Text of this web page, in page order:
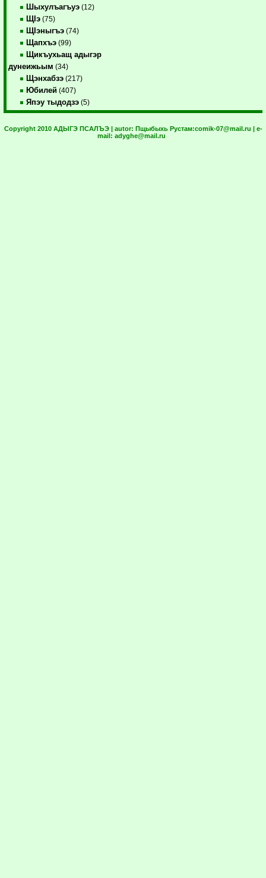
Шыхулъагъуэ (12)
ЩIэ (75)
ЩIэныгъэ (74)
Щапхъэ (99)
Щикъухьащ адыгэр
дунеижьым (34)
Щэнхабзэ (217)
Юбилей (407)
Япэу тыдодзэ (5)
Copyright 2010 АДЫГЭ ПСАЛЪЭ | autor: Пщыбыхь Рустам:comik-07@mail.ru | e-
mail: adyghe@mail.ru